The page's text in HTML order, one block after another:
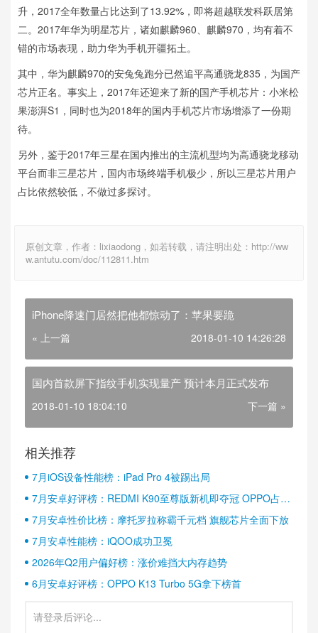
升，2017全年数量占比达到了13.92%，即将超越联发科跃居第
二。2017年华为明星芯片，诸如麒麟960、麒麟970，均有着不
错的市场表现，助力华为手机开疆拓土。
其中，华为麒麟970的安兔兔跑分已然追平高通骁龙835，为国产
芯片正名。事实上，2017年还迎来了新的国产手机芯片：小米松
果澎湃S1，同时也为2018年的国内手机芯片市场增添了一份期
待。
另外，鉴于2017年三星在国内推出的主流机型均为高通骁龙移动
平台而非三星芯片，国内市场终端手机极少，所以三星芯片用户
占比依然较低，不做过多探讨。
原创文章，作者：lixiaodong，如若转载，请注明出处：http://ww
w.antutu.com/doc/112811.htm
iPhone降速门居然把他都惊动了：苹果要跪
« 上一篇 2018-01-10 14:26:28
国内首款屏下指纹手机实现量产 预计本月正式发布
2018-01-10 18:04:10 下一篇 »
相关推荐
7月iOS设备性能榜：iPad Pro 4被踢出局
7月安卓好评榜：REDMI K90至尊版新机即夺冠 OPPO占据
半壁江山
7月安卓性价比榜：摩托罗拉称霸千元档 旗舰芯片全面下放
7月安卓性能榜：iQOO成功卫冕
2026年Q2用户偏好榜：涨价难挡大内存趋势
6月安卓好评榜：OPPO K13 Turbo 5G拿下榜首